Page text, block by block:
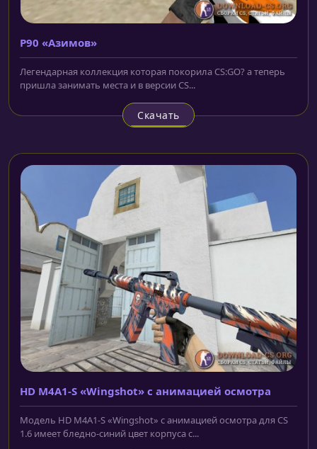
P90 «Азимов»
Легендарная коллекция которая покорила CS:GO? а теперь
пришла занимать места и в версии CS...
Скачать
HD M4A1-S «Wingshot» с анимацией осмотра
Модель HD M4A1-S «Wingshot» с анимацией осмотра для CS
1.6 имеет бледно-синий цвет корпуса с...